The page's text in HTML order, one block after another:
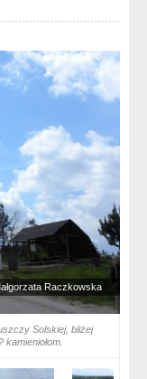
Raczkowska
Solskiej, bliżej